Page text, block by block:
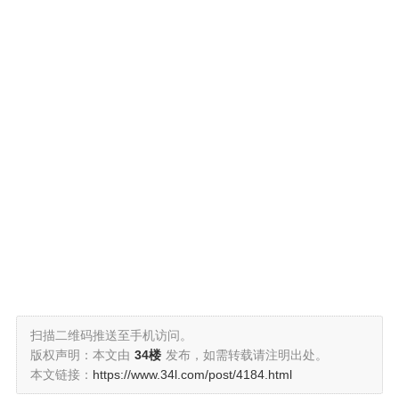
扫描二维码推送至手机访问。
版权声明：本文由 34楼 发布，如需转载请注明出处。
本文链接： https://www.34l.com/post/4184.html